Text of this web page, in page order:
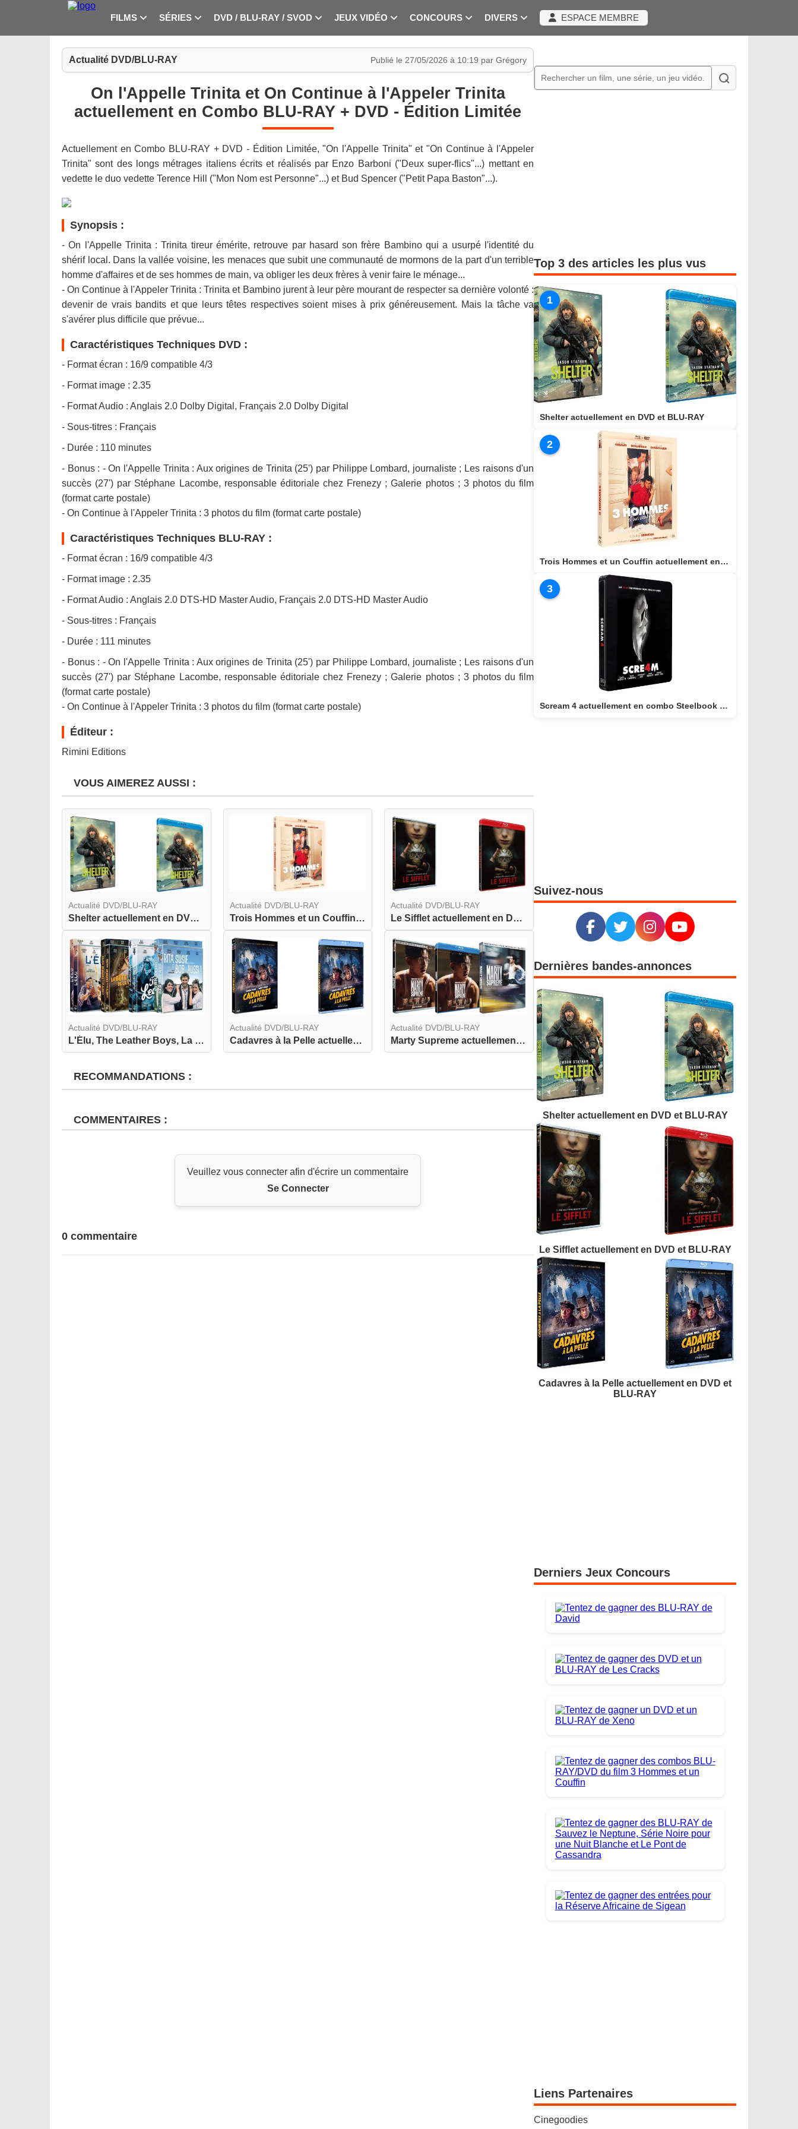
FILMS SÉRIES DVD / BLU-RAY / SVOD JEUX VIDÉO CONCOURS DIVERS ESPACE MEMBRE
Actualité DVD/BLU-RAY Publié le 27/05/2026 à 10:19 par Grégory
On l'Appelle Trinita et On Continue à l'Appeler Trinita
actuellement en Combo BLU-RAY + DVD - Édition Limitée
Actuellement en Combo BLU-RAY + DVD - Édition Limitée, "On l'Appelle Trinita" et "On Continue à l'Appeler
Trinita" sont des longs métrages italiens écrits et réalisés par Enzo Barboni ("Deux super-flics"...) mettant en
vedette le duo vedette Terence Hill ("Mon Nom est Personne"...) et Bud Spencer ("Petit Papa Baston"...).
Synopsis :
- On l'Appelle Trinita : Trinita tireur émérite, retrouve par hasard son frère Bambino qui a usurpé l'identité du
shérif local. Dans la vallée voisine, les menaces que subit une communauté de mormons de la part d'un terrible
homme d'affaires et de ses hommes de main, va obliger les deux frères à venir faire le ménage...
- On Continue à l'Appeler Trinita : Trinita et Bambino jurent à leur père mourant de respecter sa dernière volonté :
devenir de vrais bandits et que leurs têtes respectives soient mises à prix généreusement. Mais la tâche va
s'avérer plus difficile que prévue...
Caractéristiques Techniques DVD :
- Format écran : 16/9 compatible 4/3
- Format image : 2.35
- Format Audio : Anglais 2.0 Dolby Digital, Français 2.0 Dolby Digital
- Sous-titres : Français
- Durée : 110 minutes
- Bonus : - On l'Appelle Trinita : Aux origines de Trinita (25') par Philippe Lombard, journaliste ; Les raisons d'un
succès (27') par Stéphane Lacombe, responsable éditoriale chez Frenezy ; Galerie photos ; 3 photos du film
(format carte postale)
- On Continue à l'Appeler Trinita : 3 photos du film (format carte postale)
Caractéristiques Techniques BLU-RAY :
- Format écran : 16/9 compatible 4/3
- Format image : 2.35
- Format Audio : Anglais 2.0 DTS-HD Master Audio, Français 2.0 DTS-HD Master Audio
- Sous-titres : Français
- Durée : 111 minutes
- Bonus : - On l'Appelle Trinita : Aux origines de Trinita (25') par Philippe Lombard, journaliste ; Les raisons d'un
succès (27') par Stéphane Lacombe, responsable éditoriale chez Frenezy ; Galerie photos ; 3 photos du film
(format carte postale)
- On Continue à l'Appeler Trinita : 3 photos du film (format carte postale)
Éditeur :
Rimini Editions
VOUS AIMEREZ AUSSI :
Actualité DVD/BLU-RAY
Shelter actuellement en DVD et BLU-RAY
Actualité DVD/BLU-RAY
Trois Hommes et un Couffin actuellement en combo...
Actualité DVD/BLU-RAY
Le Sifflet actuellement en DVD et BLU-RAY
Actualité DVD/BLU-RAY
L'Élu, The Leather Boys, La Bête de la Caverne H...
Actualité DVD/BLU-RAY
Cadavres à la Pelle actuellement en DVD et BLU-R...
Actualité DVD/BLU-RAY
Marty Supreme actuellement en DVD, BLU-RAY et BL...
RECOMMANDATIONS :
COMMENTAIRES :
Veuillez vous connecter afin d'écrire un commentaire
Se Connecter
0 commentaire
Top 3 des articles les plus vus
1
Shelter actuellement en DVD et BLU-RAY
2
Trois Hommes et un Couffin actuellement en combo BLU-RAY/DVD
3
Scream 4 actuellement en combo Steelbook BLU-RAY 4K + BLU-RAY
Suivez-nous
Dernières bandes-annonces
Shelter actuellement en DVD et BLU-RAY
Le Sifflet actuellement en DVD et BLU-RAY
Cadavres à la Pelle actuellement en DVD et
BLU-RAY
Derniers Jeux Concours
Liens Partenaires
Cinegoodies